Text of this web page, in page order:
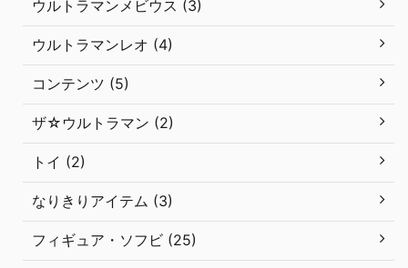
ウルトラマンメビウス (3)
ウルトラマンレオ (4)
コンテンツ (5)
ザ☆ウルトラマン (2)
トイ (2)
なりきりアイテム (3)
フィギュア・ソフビ (25)